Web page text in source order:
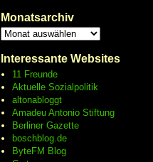
Monatsarchiv
Interessante Websites
11 Freunde
Aktuelle Sozialpolitik
altonabloggt
Amadeu Antonio Stiftung
Berliner Gazette
boschblog.de
ByteFM Blog